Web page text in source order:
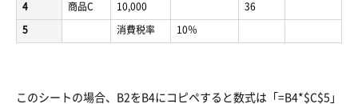
4 商品C 10,000 36
5 消費税率 10％
このシートの場合、B2をB4にコピペすると数式は「=B4*$C$5」